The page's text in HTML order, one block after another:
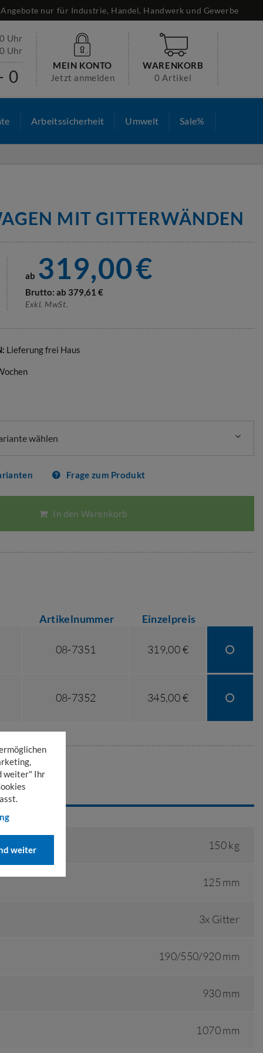
Angebote nur für Industrie, Handel, Handwerk und Gewerbe
Uhr
Uhr
0
MEIN KONTO
Jetzt anmelden
WARENKORB
0 Artikel
Arbeitssicherheit Umwelt Sale%
MIT GITTERWÄNDEN
ab 319,00€
Brutto: ab 379,61 €
Exkl. MwSt.
Lieferung frei Haus
wählen
Frage zum Produkt
In den Warenkorb
Artikelnummer Einzelpreis
08-7351 319,00 €
08-7352 345,00 €
150 kg
125 mm
3x Gitter
190/550/920 mm
930 mm
1070 mm
weiter" Ihr
weiter